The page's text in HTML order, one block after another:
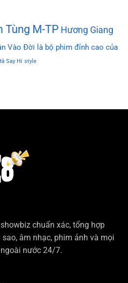
Tùng M-TP Hương Giang
Vào Đời là bộ phim đỉnh cao của
Say Hi style
chuẩn xác, tổng hợp
âm nhạc, phim ảnh và mọi
nước 24/7.